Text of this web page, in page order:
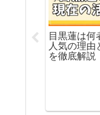
気？透
目黒蓮は何
人気の理由
を徹底解説